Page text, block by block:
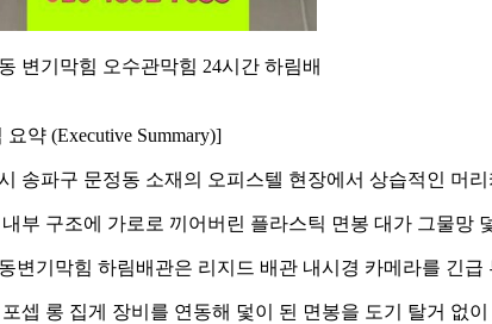
변기막힘 오수관막힘 24시간 하림배
요약 (Executive Summary)]
송파구 문정동 소재의 오피스텔 현장에서 상습적인 머
부 구조에 가로로 끼어버린 플라스틱 면봉 대가 그물망
변기막힘 하림배관은 리지드 배관 내시경 카메라를 긴
셉 롱 집게 장비를 연동해 덫이 된 면봉을 도기 탈거 없